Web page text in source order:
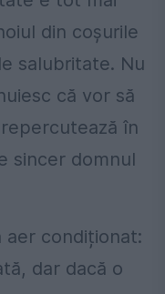
din coșurile
salubritate. Nu
că vor să
în
sincer domnul
aer condiționat:
dar dacă o